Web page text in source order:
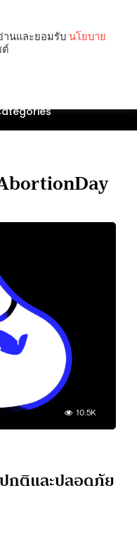
10.5K
กติและปลอดภัย
านและยอมรับ นโยบาย
ต์